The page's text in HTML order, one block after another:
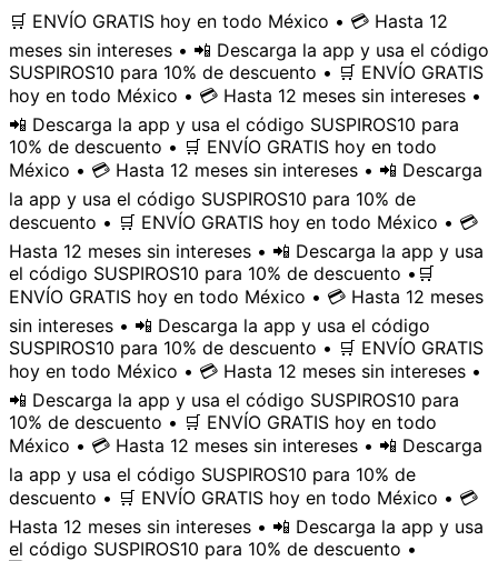
🛒 ENVÍO GRATIS hoy en todo México • 💳 Hasta 12
meses sin intereses • 📲 Descarga la app y usa el código
SUSPIROS10 para 10% de descuento • 🛒 ENVÍO GRATIS
hoy en todo México • 💳 Hasta 12 meses sin intereses •
📲 Descarga la app y usa el código SUSPIROS10 para
10% de descuento • 🛒 ENVÍO GRATIS hoy en todo
México • 💳 Hasta 12 meses sin intereses • 📲 Descarga
la app y usa el código SUSPIROS10 para 10% de
descuento • 🛒 ENVÍO GRATIS hoy en todo México • 💳
Hasta 12 meses sin intereses • 📲 Descarga la app y usa
el código SUSPIROS10 para 10% de descuento • 🛒
ENVÍO GRATIS hoy en todo México • 💳 Hasta 12 meses
sin intereses • 📲 Descarga la app y usa el código
SUSPIROS10 para 10% de descuento • 🛒 ENVÍO GRATIS
hoy en todo México • 💳 Hasta 12 meses sin intereses •
📲 Descarga la app y usa el código SUSPIROS10 para
10% de descuento • 🛒 ENVÍO GRATIS hoy en todo
México • 💳 Hasta 12 meses sin intereses • 📲 Descarga
la app y usa el código SUSPIROS10 para 10% de
descuento • 🛒 ENVÍO GRATIS hoy en todo México • 💳
Hasta 12 meses sin intereses • 📲 Descarga la app y usa
el código SUSPIROS10 para 10% de descuento •